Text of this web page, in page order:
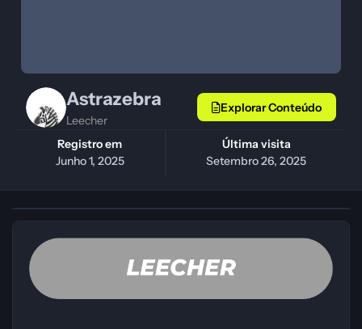
Astrazebra
Leecher
Registro em
Junho 1, 2025
Última visita
Setembro 26, 2025
Explorar Conteúdo